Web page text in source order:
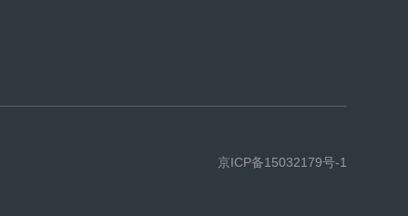
京ICP备15032179号-1